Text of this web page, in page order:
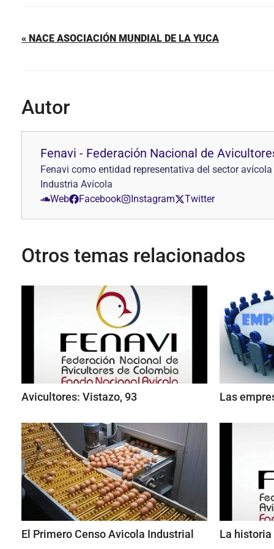
« NACE ASOCIACIÓN MUNDIAL DE LA YUCA
Autor
Fenavi - Federación Nacional de
Fenavi como entidad representativa del sector
Industria Avícola
Web
Facebook Instagram Twitter
Otros temas relacionados
Avicultores: Vistazo, 93 Las
El Primero Censo Avicola Industrial La